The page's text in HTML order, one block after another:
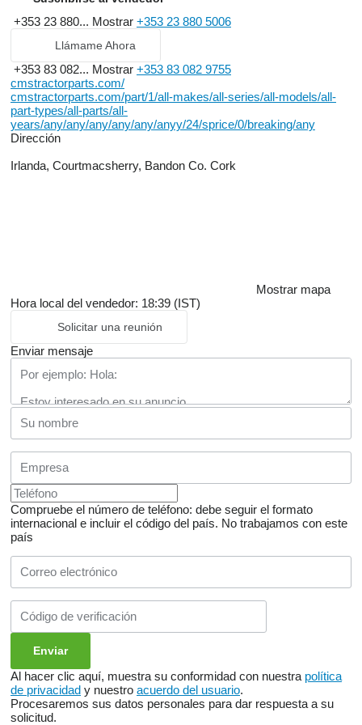
+353 23 880... Mostrar +353 23 880 5006
Llámame Ahora
+353 83 082... Mostrar +353 83 082 9755
cmstractorparts.com/
cmstractorparts.com/part/1/all-makes/all-series/all-models/all-
part-types/all-parts/all-
years/any/any/any/any/any/anyy/24/sprice/0/breaking/any
Dirección
Irlanda, Courtmacsherry, Bandon Co. Cork
Mostrar mapa
Hora local del vendedor: 18:39 (IST)
Solicitar una reunión
Enviar mensaje
Compruebe el número de teléfono: debe seguir el formato
internacional e incluir el código del país. No trabajamos con este
país
Al hacer clic aquí, muestra su conformidad con nuestra política
de privacidad y nuestro acuerdo del usuario.
Procesaremos sus datos personales para dar respuesta a su
solicitud.